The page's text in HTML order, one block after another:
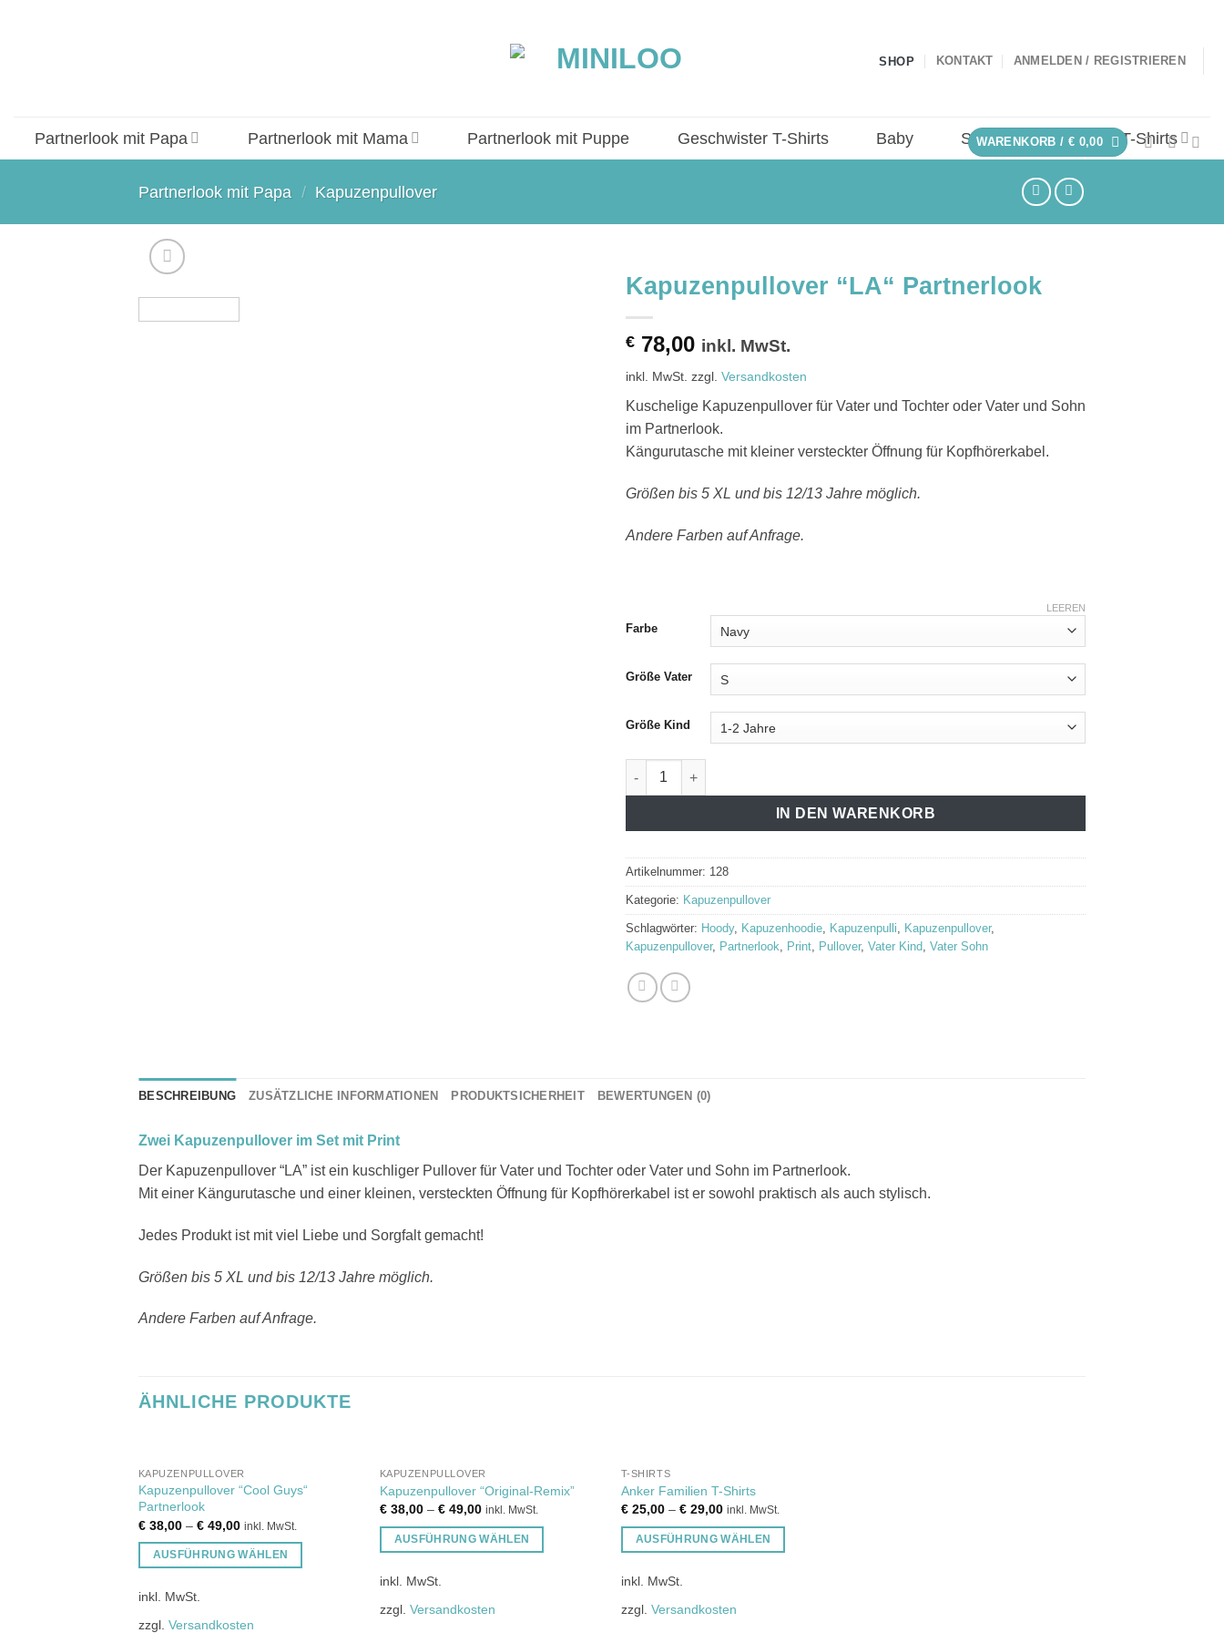
SHOP KONTAKT ANMELDEN / REGISTRIEREN
WARENKORB / € 0,00
Partnerlook mit Papa Partnerlook mit Mama Partnerlook mit Puppe Geschwister T-Shirts Baby Sale Statement T-Shirts
Partnerlook mit Papa / Kapuzenpullover
Kapuzenpullover “LA“ Partnerlook
€ 78,00 inkl. MwSt.
inkl. MwSt. zzgl. Versandkosten
Kuschelige Kapuzenpullover für Vater und Tochter oder Vater und Sohn
im Partnerlook.
Kängurutasche mit kleiner versteckter Öffnung für Kopfhörerkabel.
Größen bis 5 XL und bis 12/13 Jahre möglich.
Andere Farben auf Anfrage.
Farbe
Größe Vater
Größe Kind
LEEREN
Kapuzenpullover "LA“ Partnerlook Menge
IN DEN WARENKORB
Artikelnummer: 128
Kategorie: Kapuzenpullover
Schlagwörter: Hoody, Kapuzenhoodie, Kapuzenpulli, Kapuzenpullover,
Kapuzenpullover, Partnerlook, Print, Pullover, Vater Kind, Vater Sohn
BESCHREIBUNG ZUSÄTZLICHE INFORMATIONEN PRODUKTSICHERHEIT BEWERTUNGEN (0)
Zwei Kapuzenpullover im Set mit Print
Der Kapuzenpullover “LA” ist ein kuschliger Pullover für Vater und Tochter oder Vater und Sohn im Partnerlook.
Mit einer Kängurutasche und einer kleinen, versteckten Öffnung für Kopfhörerkabel ist er sowohl praktisch als auch stylisch.
Jedes Produkt ist mit viel Liebe und Sorgfalt gemacht!
Größen bis 5 XL und bis 12/13 Jahre möglich.
Andere Farben auf Anfrage.
ÄHNLICHE PRODUKTE
KAPUZENPULLOVER
Kapuzenpullover “Cool Guys“
Partnerlook
€38,00– €49,00 inkl. MwSt.
AUSFÜHRUNG WÄHLEN
Produkt
weist
inkl. MwSt.
zzgl. Versandkosten
KAPUZENPULLOVER
Kapuzenpullover “Original-Remix”
€38,00– €49,00 inkl. MwSt.
AUSFÜHRUNG WÄHLEN
Produkt
weist
inkl. MwSt.
zzgl. Versandkosten
T-SHIRTS
Anker Familien T-Shirts
€25,00– €29,00 inkl. MwSt.
AUSFÜHRUNG WÄHLEN
Produkt
weist
inkl. MwSt.
zzgl. Versandkosten